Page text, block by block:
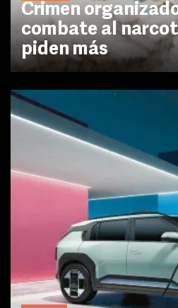
Crimen
combate al
piden más